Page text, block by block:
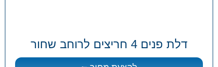
דלת פנים 4 חריצים לרוחב שחור